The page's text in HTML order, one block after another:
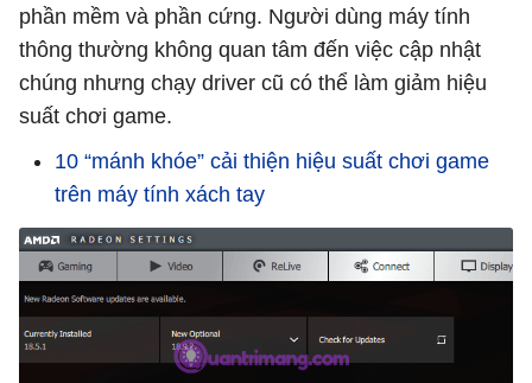
phần mềm và phần cứng. Người dùng máy tính
thông thường không quan tâm đến việc cập nhật
chúng nhưng chạy driver cũ có thể làm giảm hiệu
suất chơi game.
10 “mánh khóe” cải thiện hiệu suất chơi game
trên máy tính xách tay